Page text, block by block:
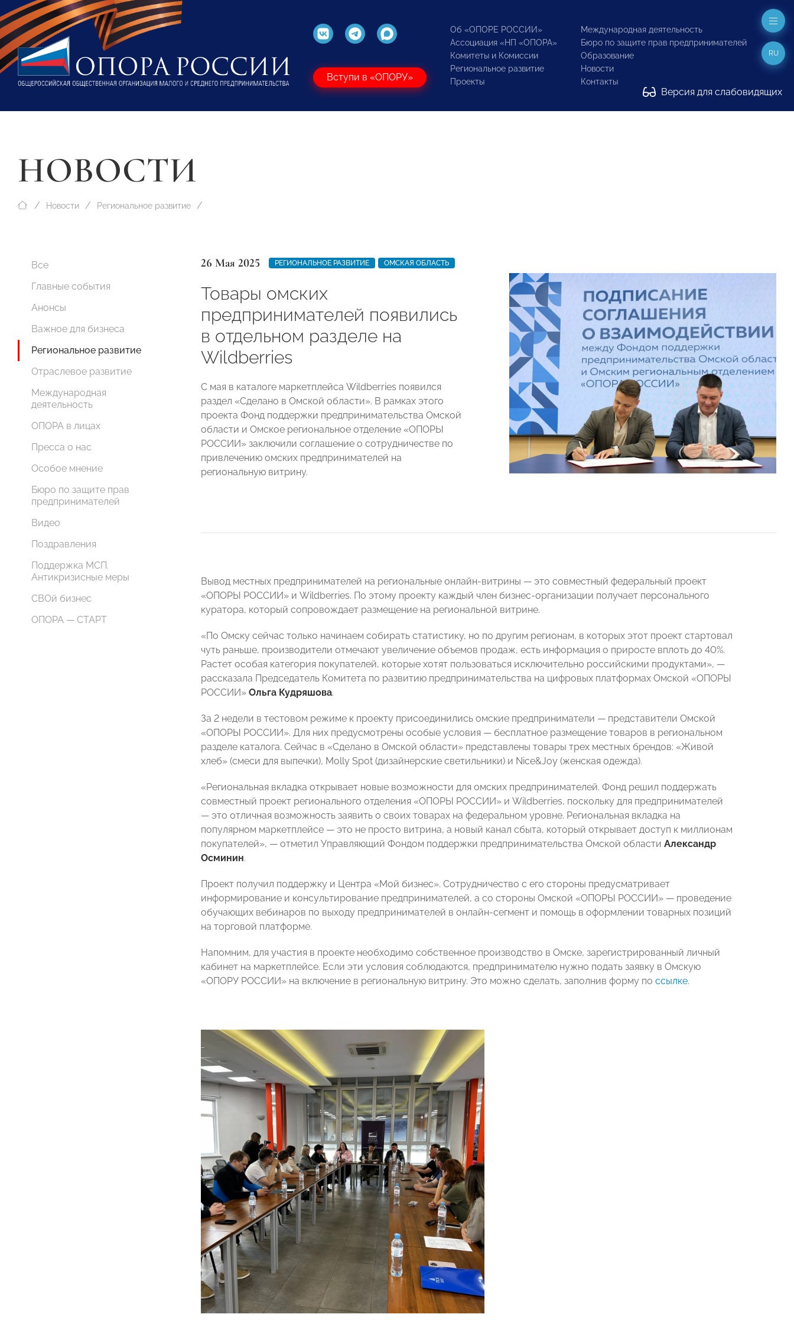
Вступи в «ОПОРУ»
Об «ОПОРЕ РОССИИ»
Ассоциация «НП «ОПОРА»
Комитеты и Комиссии
Региональное развитие
Проекты
Международная деятельность
Бюро по защите прав предпринимателей
Образование
Новости
Контакты
Версия для слабовидящих
RU
НОВОСТИ
Новости Региональное развитие
Все
Главные события
Анонсы
Важное для бизнеса
Региональное развитие
Отраслевое развитие
Международная
деятельность
ОПОРА в лицах
Пресса о нас
Особое мнение
Бюро по защите прав
предпринимателей
Видео
Поздравления
Поддержка МСП.
Антикризисные меры
СВОй бизнес
ОПОРА — СТАРТ
26 Мая 2025 РЕГИОНАЛЬНОЕ РАЗВИТИЕ ОМСКАЯ ОБЛАСТЬ
Товары омских
предпринимателей появились
в отдельном разделе на
Wildberries
С мая в каталоге маркетплейса Wildberries появился
раздел «Сделано в Омской области». В рамках этого
проекта Фонд поддержки предпринимательства Омской
области и Омское региональное отделение «ОПОРЫ
РОССИИ» заключили соглашение о сотрудничестве по
привлечению омских предпринимателей на
региональную витрину.
Вывод местных предпринимателей на региональные онлайн-витрины — это совместный федеральный проект
«ОПОРЫ РОССИИ» и Wildberries. По этому проекту каждый член бизнес-организации получает персонального
куратора, который сопровождает размещение на региональной витрине.
«По Омску сейчас только начинаем собирать статистику, но по другим регионам, в которых этот проект стартовал
чуть раньше, производители отмечают увеличение объемов продаж, есть информация о приросте вплоть до 40%.
Растет особая категория покупателей, которые хотят пользоваться исключительно российскими продуктами», —
рассказала Председатель Комитета по развитию предпринимательства на цифровых платформах Омской «ОПОРЫ
РОССИИ» Ольга Кудряшова.
За 2 недели в тестовом режиме к проекту присоединились омские предприниматели — представители Омской
«ОПОРЫ РОССИИ». Для них предусмотрены особые условия — бесплатное размещение товаров в региональном
разделе каталога. Сейчас в «Сделано в Омской области» представлены товары трех местных брендов: «Живой
хлеб» (смеси для выпечки), Molly Spot (дизайнерские светильники) и Nice&Joy (женская одежда).
«Региональная вкладка открывает новые возможности для омских предпринимателей. Фонд решил поддержать
совместный проект регионального отделения «ОПОРЫ РОССИИ» и Wildberries, поскольку для предпринимателей
— это отличная возможность заявить о своих товарах на федеральном уровне. Региональная вкладка на
популярном маркетплейсе — это не просто витрина, а новый канал сбыта, который открывает доступ к миллионам
покупателей», — отметил Управляющий Фондом поддержки предпринимательства Омской области Александр
Осминин.
Проект получил поддержку и Центра «Мой бизнес». Сотрудничество с его стороны предусматривает
информирование и консультирование предпринимателей, а со стороны Омской «ОПОРЫ РОССИИ» — проведение
обучающих вебинаров по выходу предпринимателей в онлайн-сегмент и помощь в оформлении товарных позиций
на торговой платформе.
Напомним, для участия в проекте необходимо собственное производство в Омске, зарегистрированный личный
кабинет на маркетплейсе. Если эти условия соблюдаются, предпринимателю нужно подать заявку в Омскую
«ОПОРУ РОССИИ» на включение в региональную витрину. Это можно сделать, заполнив форму по ссылке.